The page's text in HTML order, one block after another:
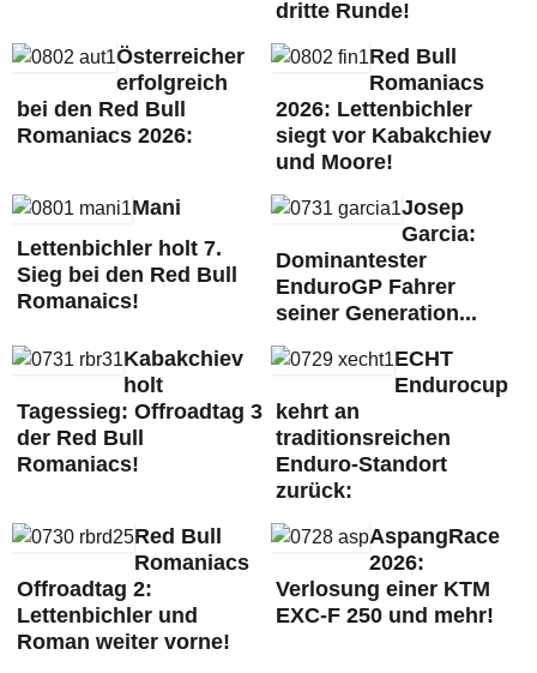
dritte Runde!
Österreicher
erfolgreich
bei den Red Bull
Romaniacs 2026:
Red Bull
Romaniacs
2026: Lettenbichler
siegt vor Kabakchiev
und Moore!
Mani
Lettenbichler holt 7.
Sieg bei den Red Bull
Romanaics!
Josep
Garcia:
Dominantester
EnduroGP Fahrer
seiner Generation...
Kabakchiev
holt
Tagessieg: Offroadtag 3
der Red Bull
Romaniacs!
ECHT
Endurocup
kehrt an
traditionsreichen
Enduro-Standort
zurück:
Red Bull
Romaniacs
Offroadtag 2:
Lettenbichler und
Roman weiter vorne!
AspangRace
2026:
Verlosung einer KTM
EXC-F 250 und mehr!